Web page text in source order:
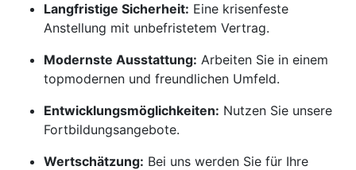
Langfristige Sicherheit: Eine krisenfeste
Anstellung mit unbefristetem Vertrag.
Modernste Ausstattung: Arbeiten Sie in einem
topmodernen und freundlichen Umfeld.
Entwicklungsmöglichkeiten: Nutzen Sie unsere
Fortbildungsangebote.
Wertschätzung: Bei uns werden Sie für Ihre